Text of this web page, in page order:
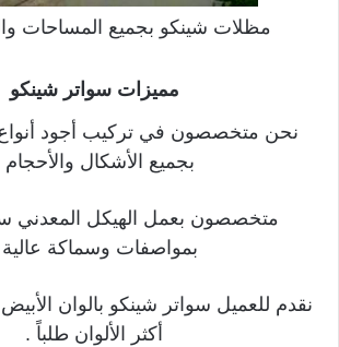
مظلات شينكو بجميع المساحات
مميزات سواتر شينكو
نحن متخصصون في تركيب أجود
بجميع الأشكال والأحجام
متخصصون بعمل الهيكل المعدني
بمواصفات وسماكة
نقدم للعميل سواتر شينكو بالوان
أكثر الألوان طلباً .